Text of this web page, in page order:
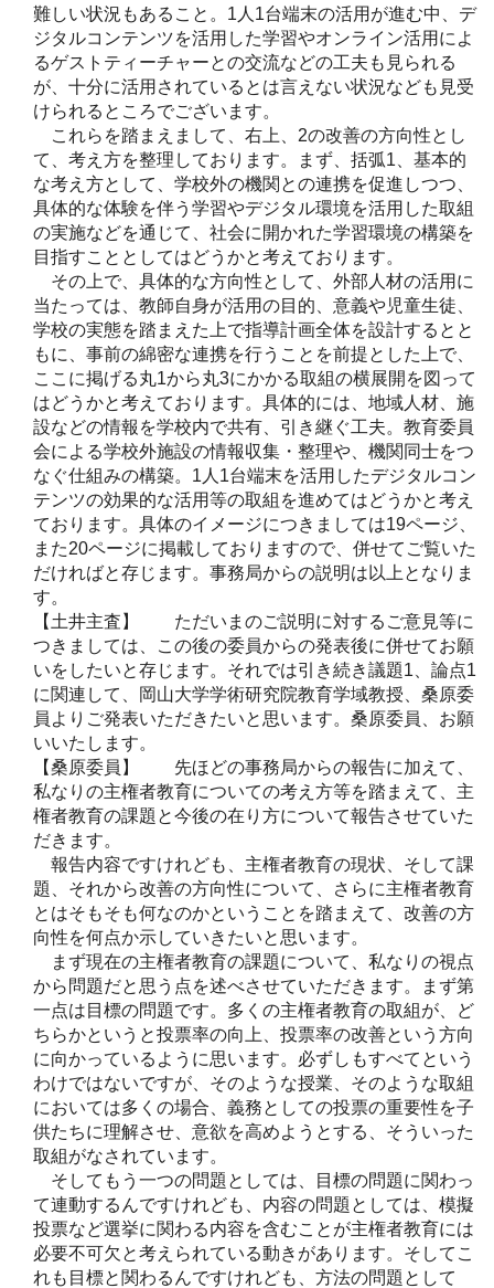
難しい状況もあること。1人1台端末の活用が進む中、デ
ジタルコンテンツを活用した学習やオンライン活用によ
るゲストティーチャーとの交流などの工夫も見られる
が、十分に活用されているとは言えない状況なども見受
けられるところでございます。
これらを踏まえまして、右上、2の改善の方向性とし
て、考え方を整理しております。まず、括弧1、基本的
な考え方として、学校外の機関との連携を促進しつつ、
具体的な体験を伴う学習やデジタル環境を活用した取組
の実施などを通じて、社会に開かれた学習環境の構築を
目指すこととしてはどうかと考えております。
その上で、具体的な方向性として、外部人材の活用に
当たっては、教師自身が活用の目的、意義や児童生徒、
学校の実態を踏まえた上で指導計画全体を設計するとと
もに、事前の綿密な連携を行うことを前提とした上で、
ここに掲げる丸1から丸3にかかる取組の横展開を図って
はどうかと考えております。具体的には、地域人材、施
設などの情報を学校内で共有、引き継ぐ工夫。教育委員
会による学校外施設の情報収集・整理や、機関同士をつ
なぐ仕組みの構築。1人1台端末を活用したデジタルコン
テンツの効果的な活用等の取組を進めてはどうかと考え
ております。具体のイメージにつきましては19ページ、
また20ページに掲載しておりますので、併せてご覧いた
だければと存じます。事務局からの説明は以上となりま
す。
【土井主査】 ただいまのご説明に対するご意見等に
つきましては、この後の委員からの発表後に併せてお願
いをしたいと存じます。それでは引き続き議題1、論点1
に関連して、岡山大学学術研究院教育学域教授、桑原委
員よりご発表いただきたいと思います。桑原委員、お願
いいたします。
【桑原委員】 先ほどの事務局からの報告に加えて、
私なりの主権者教育についての考え方等を踏まえて、主
権者教育の課題と今後の在り方について報告させていた
だきます。
報告内容ですけれども、主権者教育の現状、そして課
題、それから改善の方向性について、さらに主権者教育
とはそもそも何なのかということを踏まえて、改善の方
向性を何点か示していきたいと思います。
まず現在の主権者教育の課題について、私なりの視点
から問題だと思う点を述べさせていただきます。まず第
一点は目標の問題です。多くの主権者教育の取組が、ど
ちらかというと投票率の向上、投票率の改善という方向
に向かっているように思います。必ずしもすべてという
わけではないですが、そのような授業、そのような取組
においては多くの場合、義務としての投票の重要性を子
供たちに理解させ、意欲を高めようとする、そういった
取組がなされています。
そしてもう一つの問題としては、目標の問題に関わっ
て連動するんですけれども、内容の問題としては、模擬
投票など選挙に関わる内容を含むことが主権者教育には
必要不可欠と考えられている動きがあります。そしてこ
れも目標と関わるんですけれども、方法の問題として